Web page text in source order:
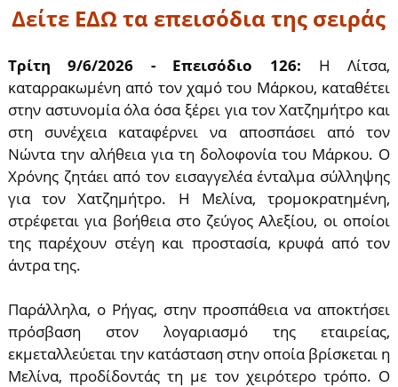
Δείτε ΕΔΩ τα επεισόδια της σειράς
Τρίτη9/6/2026 - Επεισόδιο 126: Η Λίτσα,
καταρρακωμένη από τον χαμό του Μάρκου, καταθέτει
στην αστυνομία όλα όσα ξέρει για τον Χατζημήτρο και
στη συνέχεια καταφέρνει να αποσπάσει από τον
Νώντα την αλήθεια για τη δολοφονία του Μάρκου. Ο
Χρόνης ζητάει από τον εισαγγελέα ένταλμα σύλληψης
για τον Χατζημήτρο. Η Μελίνα, τρομοκρατημένη,
στρέφεται για βοήθεια στο ζεύγος Αλεξίου, οι οποίοι
της παρέχουν στέγη και προστασία, κρυφά από τον
άντρα της.
Παράλληλα, ο Ρήγας, στην προσπάθεια να αποκτήσει
πρόσβαση στον λογαριασμό της εταιρείας,
εκμεταλλεύεται την κατάσταση στην οποία βρίσκεται η
Μελίνα, προδίδοντάς τη με τον χειρότερο τρόπο. Ο